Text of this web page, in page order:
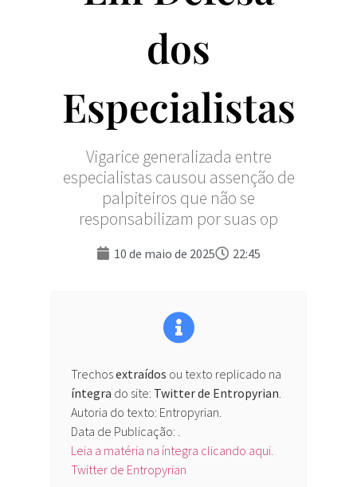
dos
Especialistas
Vigarice generalizada entre
especialistas causou assenção de
palpiteiros que não se
responsabilizam por suas op
10 de maio de 2025 22:45
Trechosextraídos ou texto replicado na
íntegra do site: Twitter de Entropyrian
Autoria do texto: Entropyrian.
Data de Publicação: .
Leia a matéria na íntegra clicando aqui.
Twitter de Entropyrian